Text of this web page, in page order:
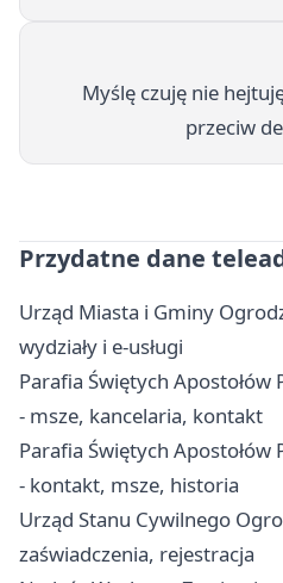
Myślę czuję nie
przeciw
Przydatne dane
Urząd Miasta i Gminy
wydziały i e-usługi
Parafia Świętych Apostołów
- msze, kancelaria, kontakt
Parafia Świętych Apostołów
- kontakt, msze, historia
Urząd Stanu Cywilnego
zaświadczenia, rejestracja